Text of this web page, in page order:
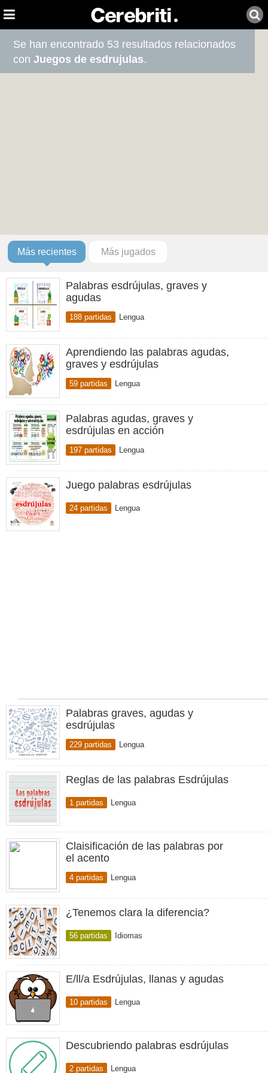
Se han encontrado 53 resultados relacionados
conJuegos de esdrujulas.
Más recientes Más jugados
Palabras esdrújulas, graves y
agudas
188 partidas Lengua
Aprendiendo las palabras agudas,
graves y esdrújulas
59 partidas Lengua
Palabras agudas, graves y
esdrújulas en acción
197 partidas Lengua
Juego palabras esdrújulas
24 partidas Lengua
Palabras graves, agudas y
esdrújulas
229 partidas Lengua
Reglas de las palabras Esdrújulas
1 partidas Lengua
Claisificación de las palabras por
el acento
4 partidas Lengua
¿Tenemos clara la diferencia?
56 partidas Idiomas
E/ll/a Esdrújulas, llanas y agudas
10 partidas Lengua
Descubriendo palabras esdrújulas
2 partidas Lengua